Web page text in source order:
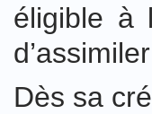
éligible à
Dès sa